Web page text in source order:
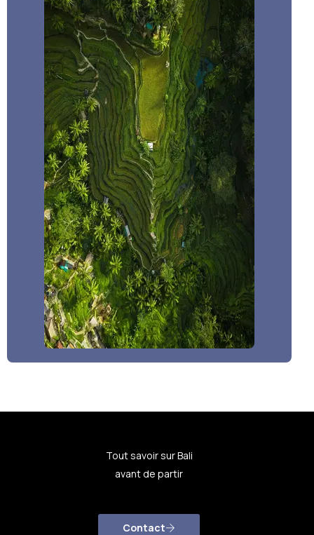
Tout savoir sur Bali
avant de partir
Contact